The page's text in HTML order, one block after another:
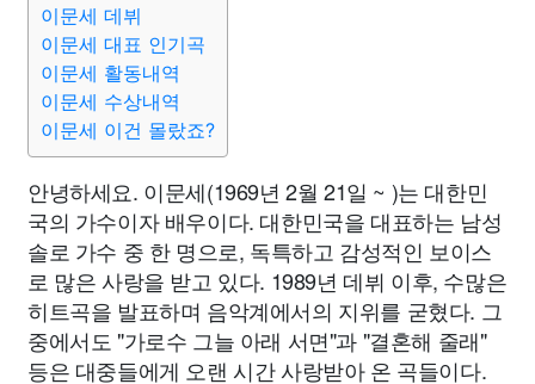
이문세 데뷔
이문세 대표 인기곡
이문세 활동내역
이문세 수상내역
이문세 이건 몰랐죠?
안녕하세요. 이문세(1969년 2월 21일 ~ )는 대한민
국의 가수이자 배우이다. 대한민국을 대표하는 남성
솔로 가수 중 한 명으로, 독특하고 감성적인 보이스
로 많은 사랑을 받고 있다. 1989년 데뷔 이후, 수많은
히트곡을 발표하며 음악계에서의 지위를 굳혔다. 그
중에서도 "가로수 그늘 아래 서면"과 "결혼해 줄래"
등은 대중들에게 오랜 시간 사랑받아 온 곡들이다.